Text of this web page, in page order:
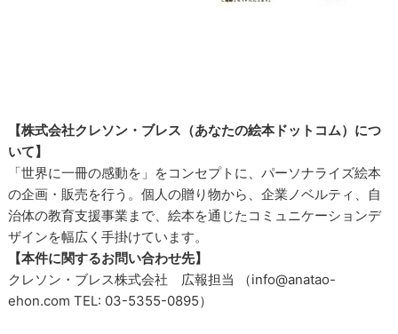
【株式会社クレソン・ブレス（あなたの絵本ドットコム）につ
いて】
「世界に一冊の感動を」をコンセプトに、パーソナライズ絵本
の企画・販売を行う。個人の贈り物から、企業ノベルティ、自
治体の教育支援事業まで、絵本を通じたコミュニケーションデ
ザインを幅広く手掛けています。
【本件に関するお問い合わせ先】
クレソン・ブレス株式会社 広報担当 （info@anatao-
ehon.com TEL: 03-5355-0895）